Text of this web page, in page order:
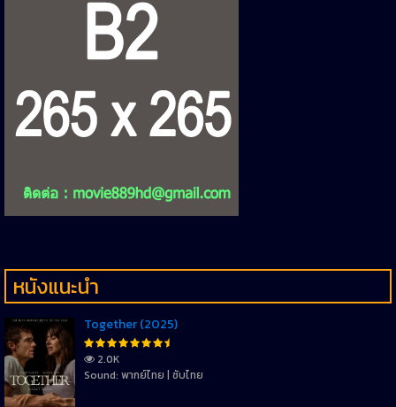
หนังแนะนำ
Together (2025)
2.0K
Sound: พากย์ไทย | ซับไทย